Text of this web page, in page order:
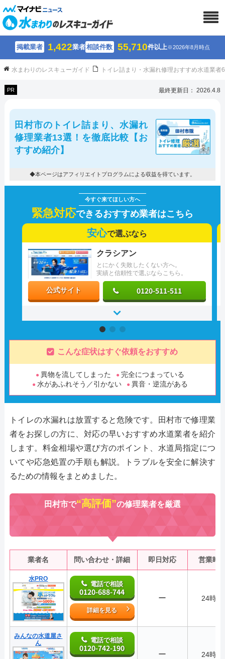
掲載業者 1,422業者相談件数 55,710件以上※2026年8月時点
水まわりのレスキューガイド トイレ詰まり・水漏れ修理おすすめ水道業
PR 最終更新日： 2026.4.8
田村市のトイレ詰まり、水漏れ
修理業者13選！を徹底比較【お
すすめ紹介】
◆本ページはアフィリエイトプログラムによる収益を得ています。
緊急対応できるおすすめ業者はこちら
安心で選ぶなら
とにかく失敗したくない方へ。
実績と信頼性で選ぶならこちら。
クラシアン
公式サイト 0120-511-511
こんな症状はすぐ依頼をおすすめ
異物を流してしまった
完全につまっている
水があふれそう／引かない
異音・逆流がある
トイレの水漏れは放置すると危険です。田村市で修理業
者をお探しの方に、対応の早いおすすめ水道業者を紹介
します。料金相場や選び方のポイント、水道局指定につ
いてや応急処置の手順も解説。トラブルを安全に解決す
るための情報をまとめました。
田村市で“高評価”の修理業者を厳選
業者名 問い合わせ・詳細 即日対応 営業時
水PRO
電話で相談
0120-688-744
詳細を見る
ー 24時間
みんなの水道屋さ
ん
電話で相談
0120-742-190
ー 24時間